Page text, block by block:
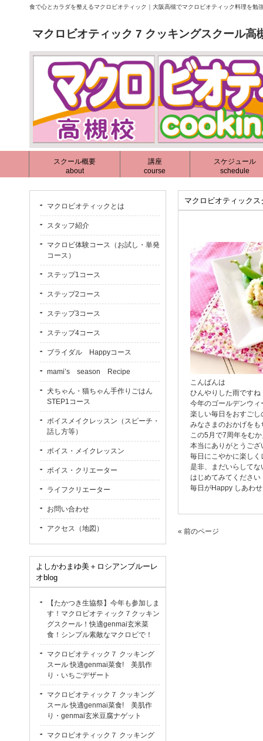
食で心とカラダを整えるマクロビオティック｜大阪高槻でマクロビオティック料理を
マクロビオティック 7 クッキングスクール高
スクール概要
about
講座
course
スケジュール
schedule
マクロビオティック
こんばんは
ひんやりした雨ですね
今年のゴールデンウ
楽しい毎日をおすご
みなさまのおかげをも
この5月で7周年をむ
本当にありがとうござ
毎日にこやかに楽し
是非、まだいらして
はじめてみてください
毎日がHappy しあわ
« 前のページ
マクロビオティックとは
スタッフ紹介
マクロビ体験コース（お試し・単発
コース）
ステップ1コース
ステップ2コース
ステップ3コース
ステップ4コース
ブライダル Happyコース
mami’s season Recipe
犬ちゃん・猫ちゃん手作りごはん
STEP1コース
ボイスメイクレッスン（スピーチ・
話し方等）
ボイス・メイクレッスン
ボイス・クリエーター
ライフクリエーター
お問い合わせ
アクセス（地図）
よしかわまゆ美＋ロシアンブルーレ
オblog
【たかつき生協祭】今年も参加しま
す！マクロビオティック７クッキン
グスクール！快適genmai玄米菜
食！シンプル素敵なマクロビで！
マクロビオティック７ クッキング
スール 快適genmai菜食! 美肌作
り・いちごデザート
マクロビオティック７ クッキング
スール 快適genmai菜食! 美肌作
り・genmai玄米豆腐ナゲット
マクロビオティック７ クッキング